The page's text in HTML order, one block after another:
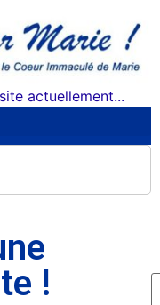
actuellement...
!